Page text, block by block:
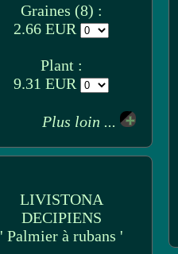
Graines (8) :
2.66 EUR
Plant :
9.31 EUR
Plus loin ...
LIVISTONA
DECIPIENS
' Palmier à rubans '